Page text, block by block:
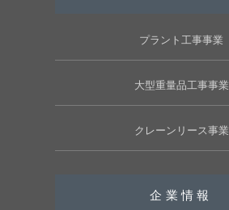
プラント工事事業
大型重量品工事事業
クレーンリース事業
企業情報